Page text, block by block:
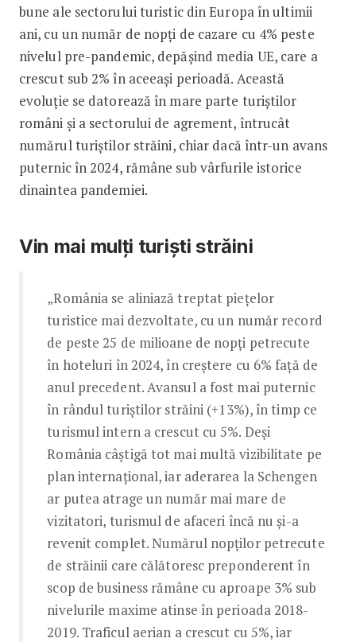
bune ale sectorului turistic din Europa în ultimii
ani, cu un număr de nopți de cazare cu 4% peste
nivelul pre-pandemic, depășind media UE, care a
crescut sub 2% în aceeași perioadă. Această
evoluție se datorează în mare parte turiștilor
români și a sectorului de agrement, întrucât
numărul turiștilor străini, chiar dacă într-un avans
puternic în 2024, rămâne sub vârfurile istorice
dinaintea pandemiei.
Vin mai mulți turiști străini
„România se aliniază treptat piețelor
turistice mai dezvoltate, cu un număr record
de peste 25 de milioane de nopți petrecute
în hoteluri în 2024, în creștere cu 6% față de
anul precedent. Avansul a fost mai puternic
în rândul turiștilor străini (+13%), în timp ce
turismul intern a crescut cu 5%. Deși
România câștigă tot mai multă vizibilitate pe
plan internațional, iar aderarea la Schengen
ar putea atrage un număr mai mare de
vizitatori, turismul de afaceri încă nu și-a
revenit complet. Numărul nopților petrecute
de străinii care călătoresc preponderent în
scop de business rămâne cu aproape 3% sub
nivelurile maxime atinse în perioada 2018-
2019. Traficul aerian a crescut cu 5%, iar